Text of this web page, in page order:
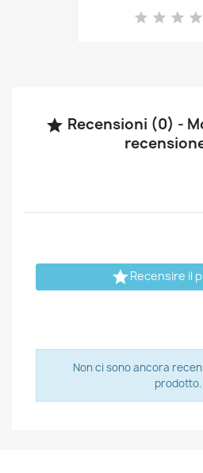
 Recensioni (0) -
Recensire il
Non ci sono ancora
prodotto.